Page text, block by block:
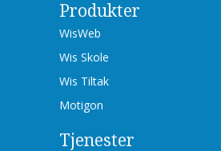
Produkter
WisWeb
Wis Skole
Wis Tiltak
Motigon
Tjenester